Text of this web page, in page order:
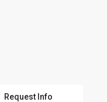
Request Info